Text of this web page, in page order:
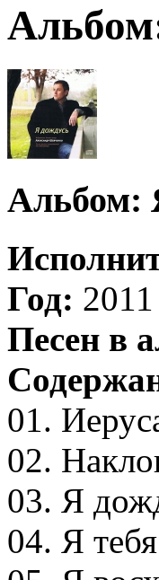
Альбом:
Год: 2011
Песен в
01.
02.
03. Я
04. Я